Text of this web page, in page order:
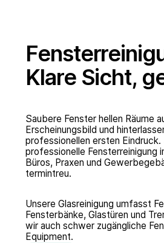
Klare Sicht,
Saubere Fenster hellen Räume
Erscheinungsbild und
professionellen ersten
professionelle Fensterreinigung
Büros, Praxen und
termintreu.
Unsere Glasreinigung umfasst
Fensterbänke, Glastüren und
wir auch schwer zugängliche
Equipment.